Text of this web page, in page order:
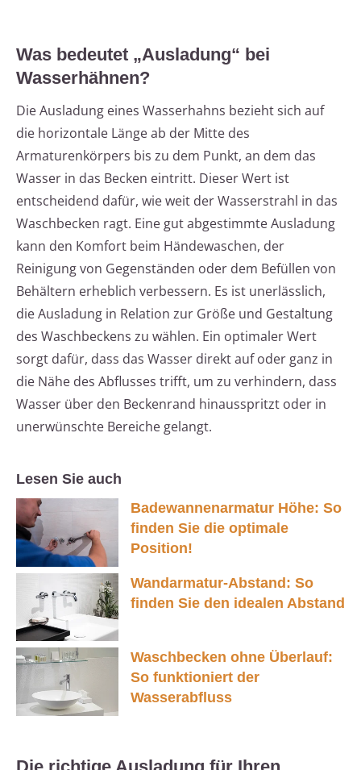
Was bedeutet „Ausladung“ bei
Wasserhähnen?
Die Ausladung eines Wasserhahns bezieht sich auf
die horizontale Länge ab der Mitte des
Armaturenkörpers bis zu dem Punkt, an dem das
Wasser in das Becken eintritt. Dieser Wert ist
entscheidend dafür, wie weit der Wasserstrahl in das
Waschbecken ragt. Eine gut abgestimmte Ausladung
kann den Komfort beim Händewaschen, der
Reinigung von Gegenständen oder dem Befüllen von
Behältern erheblich verbessern. Es ist unerlässlich,
die Ausladung in Relation zur Größe und Gestaltung
des Waschbeckens zu wählen. Ein optimaler Wert
sorgt dafür, dass das Wasser direkt auf oder ganz in
die Nähe des Abflusses trifft, um zu verhindern, dass
Wasser über den Beckenrand hinausspritzt oder in
unerwünschte Bereiche gelangt.
Lesen Sie auch
Badewannenarmatur Höhe: So
finden Sie die optimale
Position!
Wandarmatur-Abstand: So
finden Sie den idealen Abstand
Waschbecken ohne Überlauf:
So funktioniert der
Wasserabfluss